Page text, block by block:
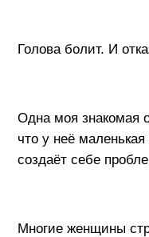
Голова болит. И
Одна моя знакомая
что у неё
создаёт себе
Многие женщины